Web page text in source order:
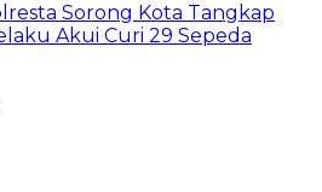
Sorong Kota Tangkap
Akui Curi 29 Sepeda